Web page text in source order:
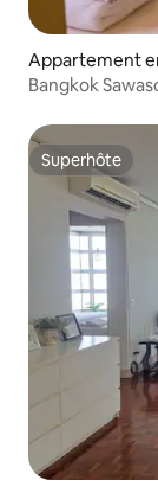
Appartement
Bangkok
Superhôte
Superhôte